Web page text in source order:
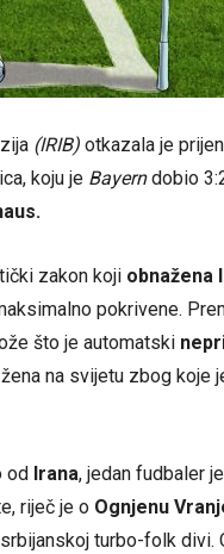
(IRIB) otkazala je
koju je Bayerndobio
zakon koji obnažena
pokrivene.
što je automatski
na svijetu zbog koje
od Irana, jedan fudbaler
riječ je o Ognjenu
srbijanskoj turbo-folk divi.